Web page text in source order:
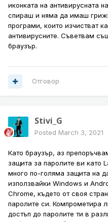
иконката на антивирусната
спираш и няма да имаш
програми, които изчистват
антивирусните. Съветвам
браузър.
Отговор
Stivi_G
Posted March 3, 2021
Като браузър, аз
защита за паролите ви като
много по-голяма защита на
използвайки Windows и
Chrome, където от своя
паролите си. Компрометира
достъп до паролите ти в